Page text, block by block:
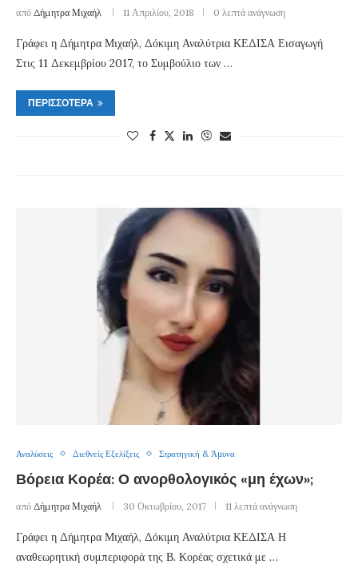
από Δήμητρα Μιχαήλ 11 Απριλίου, 2018 0 λεπτά ανάγνωση
Γράφει η Δήμητρα Μιχαήλ, Δόκιμη Αναλύτρια ΚΕΔΙΣΑ Εισαγωγή
Στις 11 Δεκεμβρίου 2017, το Συμβούλιο των …
ΠΕΡΙΣΣΌΤΕΡΑ
Αναλύσεις Διεθνείς Εξελίξεις Στρατηγική & Άμυνα
Βόρεια Κορέα: Ο ανορθολογικός «μη έχων»;
από Δήμητρα Μιχαήλ 30 Οκτωβρίου, 2017 11 λεπτά ανάγνωση
Γράφει η Δήμητρα Μιχαήλ, Δόκιμη Αναλύτρια ΚΕΔΙΣΑ Η
αναθεωρητική συμπεριφορά της Β. Κορέας σχετικά με …